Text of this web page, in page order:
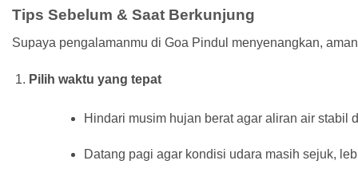
Tips Sebelum & Saat Berkunjung
Supaya pengalamanmu di Goa Pindul menyenangkan,
Pilih waktu yang tepat
Hindari musim hujan berat agar aliran air stabil
Datang pagi agar kondisi udara masih sejuk,